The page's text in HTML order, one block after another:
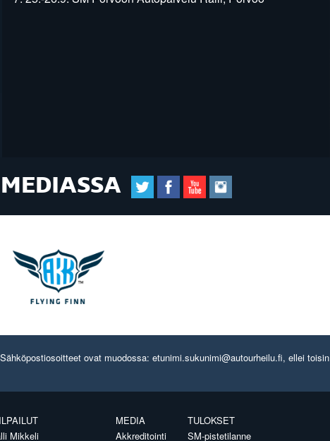
ovat muodossa: etunimi.sukunimi@autourheilu.fi, ellei toisin
Mikkeli
MEDIA
Akkreditointi
TULOKSET
SM-pistetilanne